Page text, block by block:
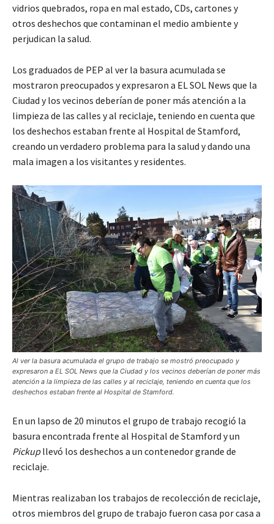
vidrios quebrados, ropa en mal estado, CDs, cartones y
otros deshechos que contaminan el medio ambiente y
perjudican la salud.
Los graduados de PEP al ver la basura acumulada se
mostraron preocupados y expresaron a EL SOL News que la
Ciudad y los vecinos deberían de poner más atención a la
limpieza de las calles y al reciclaje, teniendo en cuenta que
los deshechos estaban frente al Hospital de Stamford,
creando un verdadero problema para la salud y dando una
mala imagen a los visitantes y residentes.
Al ver la basura acumulada el grupo de trabajo se mostró preocupado y
expresaron a EL SOL News que la Ciudad y los vecinos deberían de poner más
atención a la limpieza de las calles y al reciclaje, teniendo en cuenta que los
deshechos estaban frente al Hospital de Stamford.
En un lapso de 20 minutos el grupo de trabajo recogió la
basura encontrada frente al Hospital de Stamford y un
Pickupllevó los deshechos a un contenedor grande de
reciclaje.
Mientras realizaban los trabajos de recolección de reciclaje,
otros miembros del grupo de trabajo fueron casa por casa a